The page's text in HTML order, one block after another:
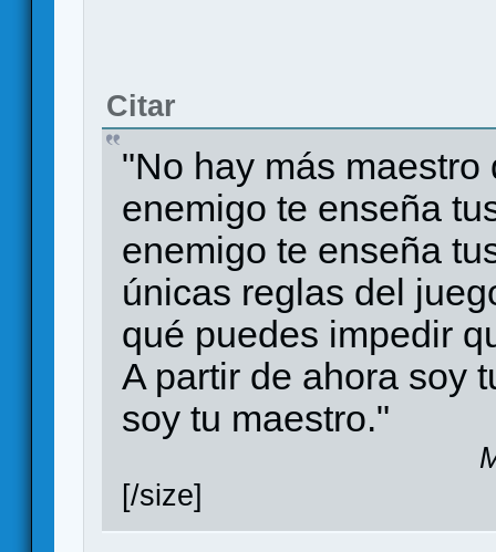
Citar
"No hay más
enemigo te enseña
enemigo te enseña
únicas reglas del
qué puedes impedir
A partir de ahora soy
soy tu maestro."
[/size]